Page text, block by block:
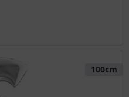
100cm